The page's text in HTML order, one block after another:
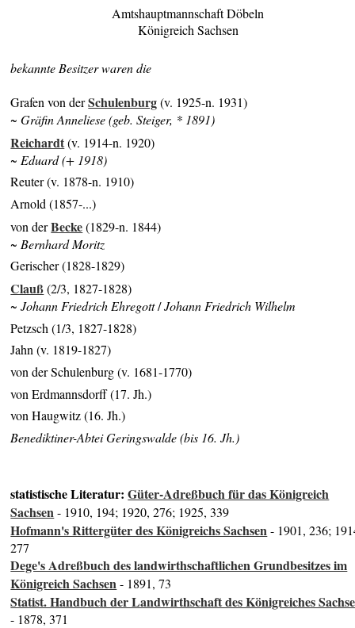
Amtshauptmannschaft Döbeln
Königreich Sachsen
bekannte Besitzer waren die
Grafen von derSchulenburg(v. 1925-n. 1931)
~ Gräfin Anneliese (geb. Steiger, * 1891)
Reichardt(v. 1914-n. 1920)
~ Eduard (+ 1918)
Reuter (v. 1878-n. 1910)
Arnold (1857-...)
von derBecke(1829-n. 1844)
~ Bernhard Moritz
Gerischer (1828-1829)
Clauß(2/3, 1827-1828)
~ Johann Friedrich Ehregott/Johann Friedrich Wilhelm
Petzsch (1/3, 1827-1828)
Jahn (v. 1819-1827)
von der Schulenburg (v. 1681-1770)
von Erdmannsdorff (17. Jh.)
von Haugwitz (16. Jh.)
Benediktiner-Abtei Geringswalde (bis 16. Jh.)
statistische Literatur:Güter-Adreßbuch für das Königreich
Sachsen- 1910, 194; 1920, 276; 1925, 339
Hofmann's Rittergüter des Königreichs Sachsen- 1901, 236;
277
Dege's Adreßbuch des landwirthschaftlichen Grundbesitzes im
Königreich Sachsen- 1891, 73
Statist. Handbuch der Landwirthschaft des Königreiches
- 1878, 371